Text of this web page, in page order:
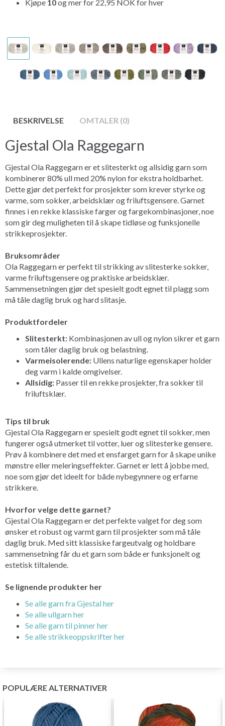
Kjøpe 10og mer for 22,95 NOK for hver
BESKRIVELSE OMTALER (0)
Gjestal Ola Raggegarn
Gjestal Ola Raggegarn er et slitesterkt og allsidig garn som
kombinerer 80% ull med 20% nylon for ekstra holdbarhet.
Dette gjør det perfekt for prosjekter som krever styrke og
varme, som sokker, arbeidsklær og friluftsgensere. Garnet
finnes i en rekke klassiske farger og fargekombinasjoner, noe
som gir deg muligheten til å skape tidløse og funksjonelle
strikkeprosjekter.
Bruksområder
Ola Raggegarn er perfekt til strikking av slitesterke sokker,
varme friluftsgensere og praktiske arbeidsklær.
Sammensetningen gjør det spesielt godt egnet til plagg som
må tåle daglig bruk og hard slitasje.
Produktfordeler
Slitesterkt: Kombinasjonen av ull og nylon sikrer et garn
som tåler daglig bruk og belastning.
Varmeisolerende: Ullens naturlige egenskaper holder
deg varm i kalde omgivelser.
Allsidig: Passer til en rekke prosjekter, fra sokker til
friluftsklær.
Tips til bruk
Gjestal Ola Raggegarn er spesielt godt egnet til sokker, men
fungerer også utmerket til votter, luer og slitesterke gensere.
Prøv å kombinere det med et ensfarget garn for å skape unike
mønstre eller meleringseffekter. Garnet er lett å jobbe med,
noe som gjør det ideelt for både nybegynnere og erfarne
strikkere.
Hvorfor velge dette garnet?
Gjestal Ola Raggegarn er det perfekte valget for deg som
ønsker et robust og varmt garn til prosjekter som må tåle
daglig bruk. Med sitt klassiske fargeutvalg og holdbare
sammensetning får du et garn som både er funksjonelt og
estetisk tiltalende.
Se lignende produkter her
Se alle garn fra Gjestal her
Se alle ullgarn her
Se alle garn til pinner her
Se alle strikkeoppskrifter her
POPULÆRE ALTERNATIVER